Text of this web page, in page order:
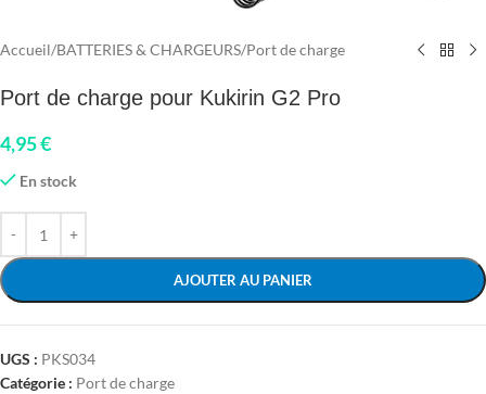
Accueil/BATTERIES & CHARGEURS/Port de charge
Port de charge pour Kukirin G2 Pro
4,95€
En stock
AJOUTER AU PANIER
UGS : PKS034
Catégorie : Port de charge